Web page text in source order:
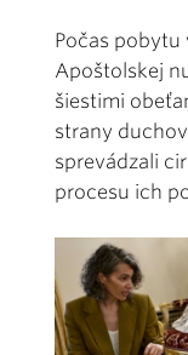
Počas pobytu
Apoštolskej
šiestimi
strany
sprevádzali
procesu ich